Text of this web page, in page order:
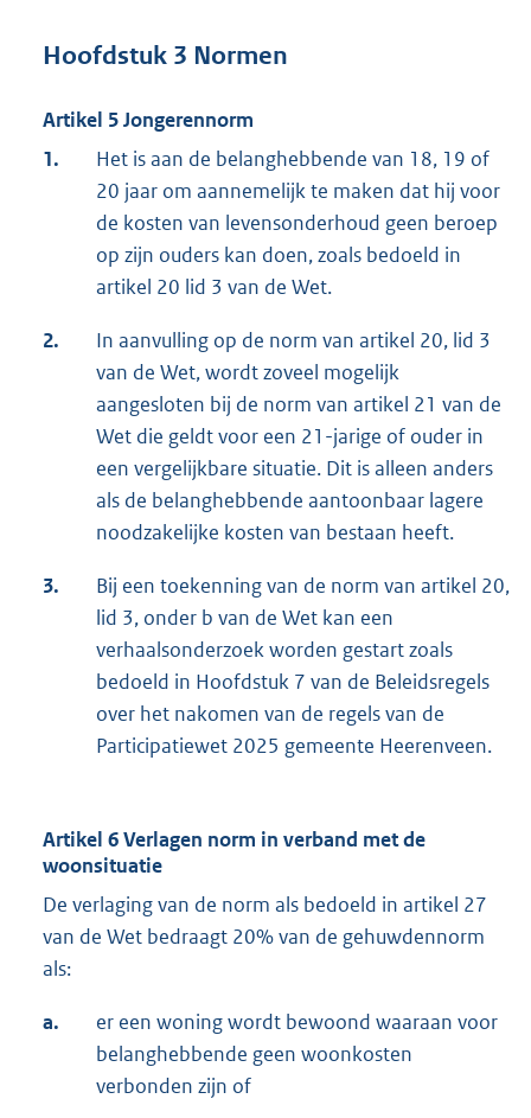
Hoofdstuk 3 Normen
Artikel 5 Jongerennorm
1.
Het is aan de belanghebbende van 18, 19 of
20 jaar om aannemelijk te maken dat hij voor
de kosten van levensonderhoud geen beroep
op zijn ouders kan doen, zoals bedoeld in
artikel 20 lid 3 van de Wet.
2.
In aanvulling op de norm van artikel 20, lid 3
van de Wet, wordt zoveel mogelijk
aangesloten bij de norm van artikel 21 van de
Wet die geldt voor een 21-jarige of ouder in
een vergelijkbare situatie. Dit is alleen anders
als de belanghebbende aantoonbaar lagere
noodzakelijke kosten van bestaan heeft.
3.
Bij een toekenning van de norm van artikel 20,
lid 3, onder b van de Wet kan een
verhaalsonderzoek worden gestart zoals
bedoeld in Hoofdstuk 7 van de Beleidsregels
over het nakomen van de regels van de
Participatiewet 2025 gemeente Heerenveen.
Artikel 6 Verlagen norm in verband met de
woonsituatie
De verlaging van de norm als bedoeld in artikel 27
van de Wet bedraagt 20% van de gehuwdennorm
als:
a.
er een woning wordt bewoond waaraan voor
belanghebbende geen woonkosten
verbonden zijn of